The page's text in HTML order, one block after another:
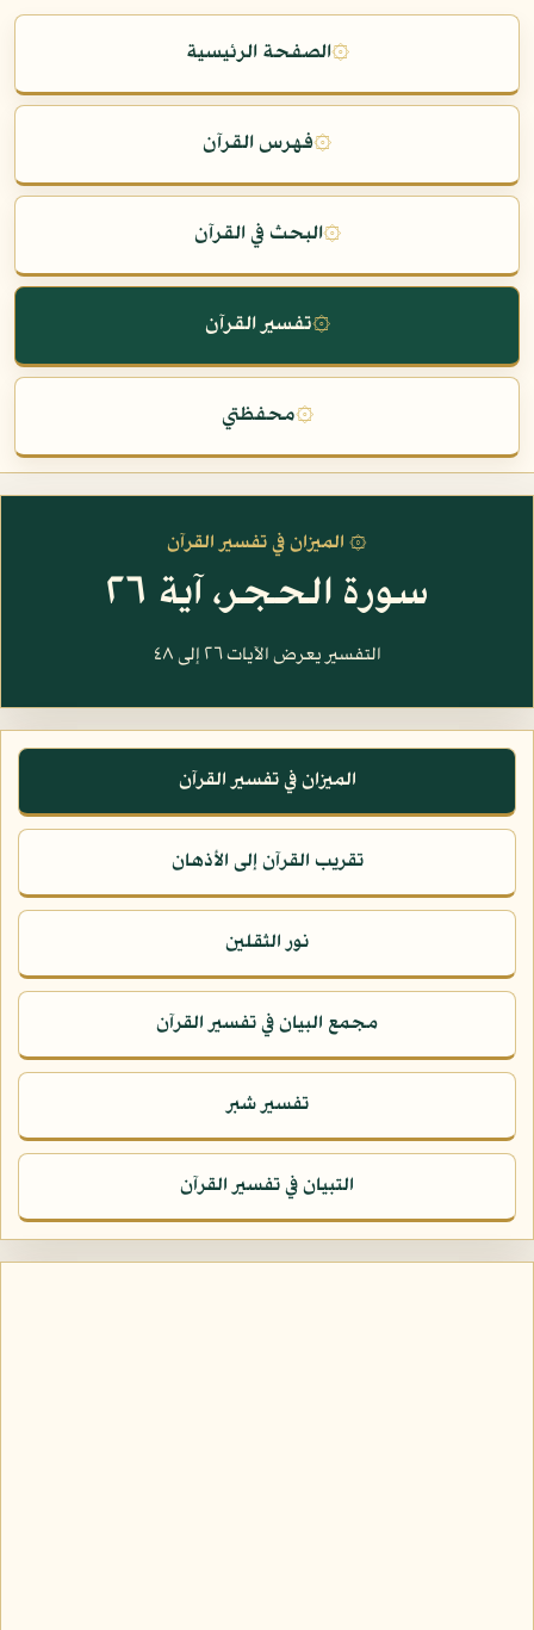
۞الصفحة الرئيسية
۞فهرس القرآن
۞البحث في القرآن
۞تفسير القرآن
۞محفظتي
۞ الميزان في تفسير القرآن
سورة الحجر، آية ٢٦
التفسير يعرض الآيات ٢٦ إلى ٤٨
الميزان في تفسير القرآن
تقريب القرآن إلى الأذهان
نور الثقلين
مجمع البيان في تفسير القرآن
تفسير شبر
التبيان في تفسير القرآن